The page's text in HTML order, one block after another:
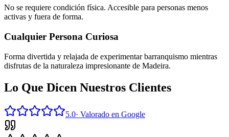
No se requiere condición física. Accesible para personas menos
activas y fuera de forma.
Cualquier Persona Curiosa
Forma divertida y relajada de experimentar barranquismo mientras
disfrutas de la naturaleza impresionante de Madeira.
Lo Que Dicen Nuestros Clientes
5.0· Valorado en Google